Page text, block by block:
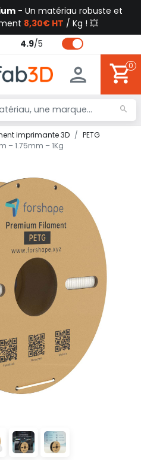
- Un matériau robuste et
8,30€ HT / Kg ! 💥
4.9/5
0
imprimante 3D
PETG
– 1.75mm – 1Kg